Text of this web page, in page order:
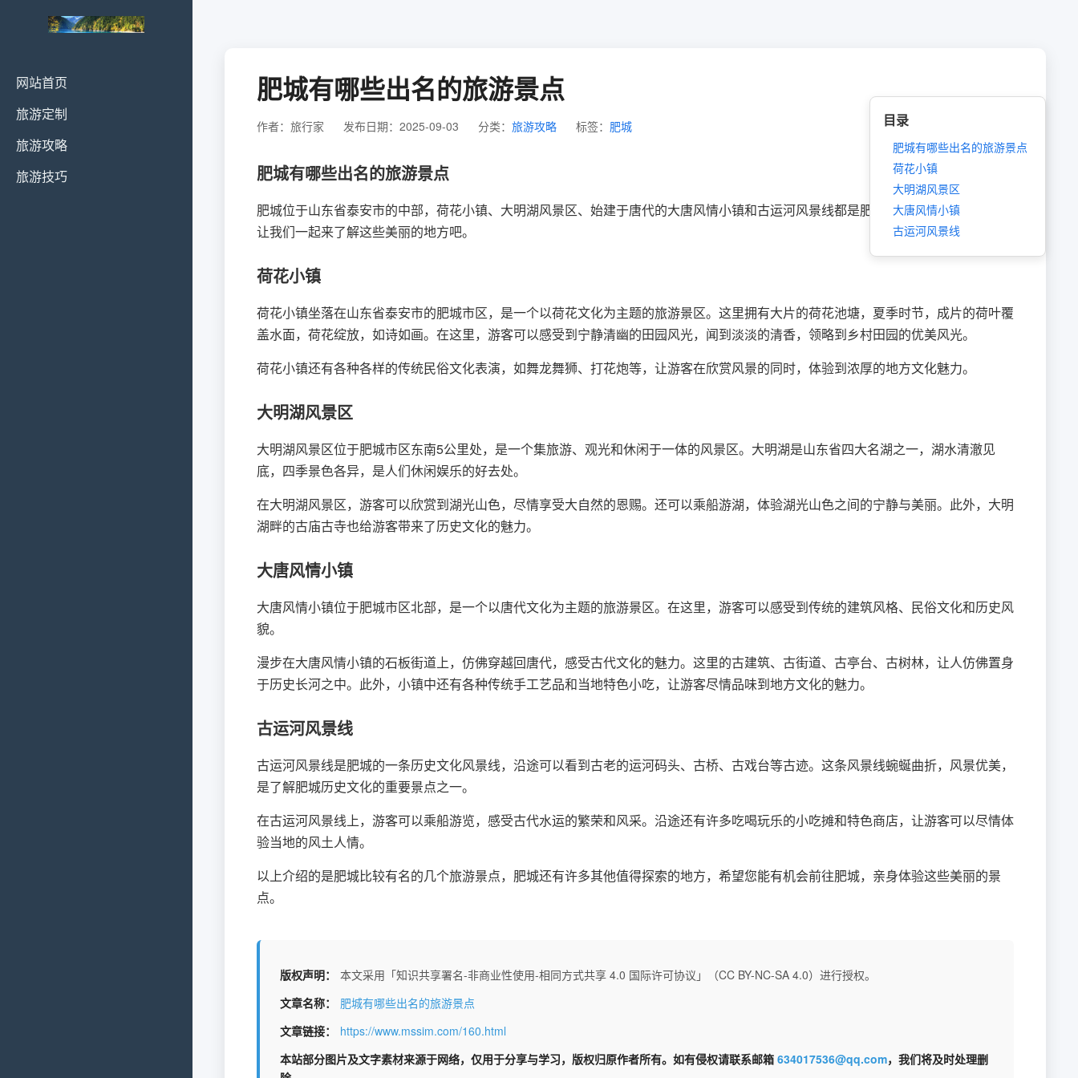
网站首页
旅游定制
旅游攻略
旅游技巧
肥城有哪些出名的旅游景点
作者：旅行家 发布日期：2025-09-03 分类： 旅游攻略 标签： 肥城
肥城有哪些出名的旅游景点
肥城位于山东省泰安市的中部，荷花小镇、大明湖风景区、始建于唐代的大唐风情小镇和古运河风景线都是肥城独具特色的旅游景点。
让我们一起来了解这些美丽的地方吧。
荷花小镇
荷花小镇坐落在山东省泰安市的肥城市区，是一个以荷花文化为主题的旅游景区。这里拥有大片的荷花池塘，夏季时节，成片的荷叶覆
盖水面，荷花绽放，如诗如画。在这里，游客可以感受到宁静清幽的田园风光，闻到淡淡的清香，领略到乡村田园的优美风光。
荷花小镇还有各种各样的传统民俗文化表演，如舞龙舞狮、打花炮等，让游客在欣赏风景的同时，体验到浓厚的地方文化魅力。
大明湖风景区
大明湖风景区位于肥城市区东南5公里处，是一个集旅游、观光和休闲于一体的风景区。大明湖是山东省四大名湖之一，湖水清澈见
底，四季景色各异，是人们休闲娱乐的好去处。
在大明湖风景区，游客可以欣赏到湖光山色，尽情享受大自然的恩赐。还可以乘船游湖，体验湖光山色之间的宁静与美丽。此外，大明
湖畔的古庙古寺也给游客带来了历史文化的魅力。
大唐风情小镇
大唐风情小镇位于肥城市区北部，是一个以唐代文化为主题的旅游景区。在这里，游客可以感受到传统的建筑风格、民俗文化和历史风
貌。
漫步在大唐风情小镇的石板街道上，仿佛穿越回唐代，感受古代文化的魅力。这里的古建筑、古街道、古亭台、古树林，让人仿佛置身
于历史长河之中。此外，小镇中还有各种传统手工艺品和当地特色小吃，让游客尽情品味到地方文化的魅力。
古运河风景线
古运河风景线是肥城的一条历史文化风景线，沿途可以看到古老的运河码头、古桥、古戏台等古迹。这条风景线蜿蜒曲折，风景优美，
是了解肥城历史文化的重要景点之一。
在古运河风景线上，游客可以乘船游览，感受古代水运的繁荣和风采。沿途还有许多吃喝玩乐的小吃摊和特色商店，让游客可以尽情体
验当地的风土人情。
以上介绍的是肥城比较有名的几个旅游景点，肥城还有许多其他值得探索的地方，希望您能有机会前往肥城，亲身体验这些美丽的景
点。
版权声明：
本文采用「知识共享署名-非商业性使用-相同方式共享 4.0 国际许可协议」（CC BY-NC-SA 4.0）进行授权。
文章名称：
肥城有哪些出名的旅游景点
文章链接：
https://www.mssim.com/160.html
本站部分图片及文字素材来源于网络，仅用于分享与学习，版权归原作者所有。如有侵权请联系邮箱 634017536@qq.com，我们将及时处理删
目录
肥城有哪些出名的旅游景点
荷花小镇
大明湖风景区
大唐风情小镇
古运河风景线